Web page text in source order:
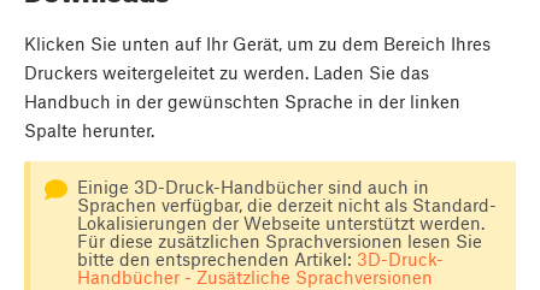
Klicken Sie unten auf Ihr Gerät, um zu dem Bereich Ihres
Druckers weitergeleitet zu werden. Laden Sie das
Handbuch in der gewünschten Sprache in der linken
Spalte herunter.
Einige 3D-Druck-Handbücher sind auch in
Sprachen verfügbar, die derzeit nicht als Standard-
Lokalisierungen der Webseite unterstützt werden.
Für diese zusätzlichen Sprachversionen lesen Sie
bitte den entsprechenden Artikel: 3D-Druck-
Handbücher - Zusätzliche Sprachversionen